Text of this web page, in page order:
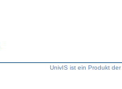
UnivIS ist ein Produkt der